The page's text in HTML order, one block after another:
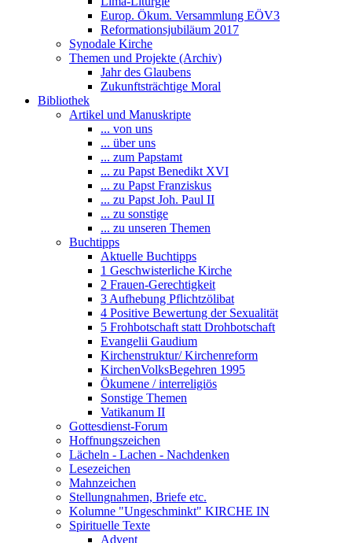
Europ. Ökum. Versammlung EÖV3
Reformationsjubiläum 2017
Synodale Kirche
Themen und Projekte (Archiv)
Jahr des Glaubens
Zukunftsträchtige Moral
Bibliothek
Artikel und Manuskripte
... von uns
... über uns
... zum Papstamt
... zu Papst Benedikt XVI
... zu Papst Franziskus
... zu Papst Joh. Paul II
... zu sonstige
... zu unseren Themen
Buchtipps
Aktuelle Buchtipps
1 Geschwisterliche Kirche
2 Frauen-Gerechtigkeit
3 Aufhebung Pflichtzölibat
4 Positive Bewertung der Sexualität
5 Frohbotschaft statt Drohbotschaft
Evangelii Gaudium
Kirchenstruktur/ Kirchenreform
KirchenVolksBegehren 1995
Ökumene / interreligiös
Sonstige Themen
Vatikanum II
Gottesdienst-Forum
Hoffnungszeichen
Lächeln - Lachen - Nachdenken
Lesezeichen
Mahnzeichen
Stellungnahmen, Briefe etc.
Kolumne "Ungeschminkt" KIRCHE IN
Spirituelle Texte
Advent